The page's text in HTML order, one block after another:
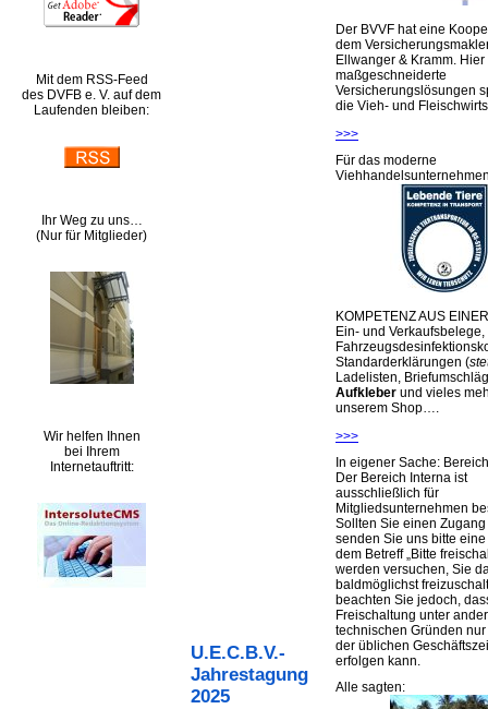
Mit dem RSS-Feed
des DVFB e. V. auf dem
Laufenden bleiben:
Ihr Weg zu uns…
(Nur für Mitglieder)
Wir helfen Ihnen
bei Ihrem
Internetauftritt:
U.E.C.B.V.-
Jahrestagung
2025
Der BVVF hat eine
dem
Ellwanger & Kramm.
maßgeschneiderte
Versicherungslösungen
die Vieh- und
>>>
Für das moderne
KOMPETENZ AUS
Ein- und Verkaufsbelege,
Standarderklärungen (
Ladelisten,
Aufkleber und vieles
unserem Shop….
>>>
In eigener Sache:
Der Bereich Interna ist
ausschließlich für
Mitgliedsunternehmen
Sollten Sie einen
senden Sie uns bitte
dem Betreff „Bitte
werden versuchen, Sie
baldmöglichst
beachten Sie jedoch,
Freischaltung unter
technischen Gründen
der üblichen
erfolgen kann.
Alle sagten: